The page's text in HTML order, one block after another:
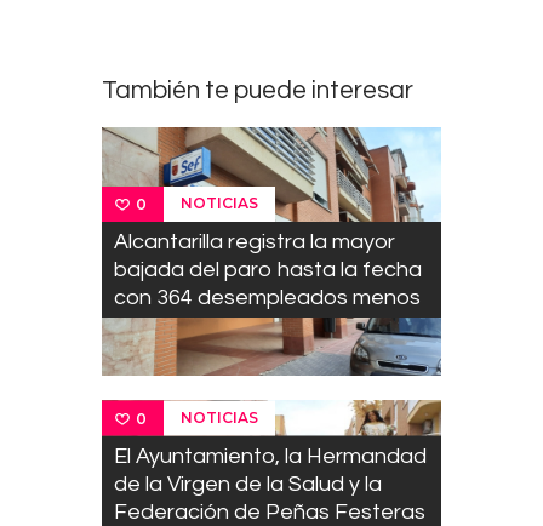
También te puede interesar
0 NOTICIAS
Alcantarilla registra la mayor
bajada del paro hasta la fecha
con 364 desempleados menos
0 NOTICIAS
El Ayuntamiento, la Hermandad
de la Virgen de la Salud y la
Federación de Peñas Festeras